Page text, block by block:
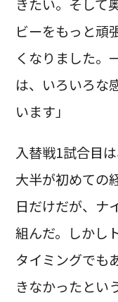
きたい。そして
ビーをもっと頑
くなりました。
は、いろいろな
います」
入替戦1試合目
大半が初めての
日だけだが、ナ
組んだ。しかし
タイミングでも
きなかったとい